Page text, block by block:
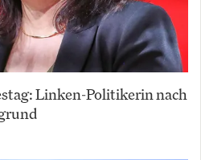
Linken-Politikerin nach